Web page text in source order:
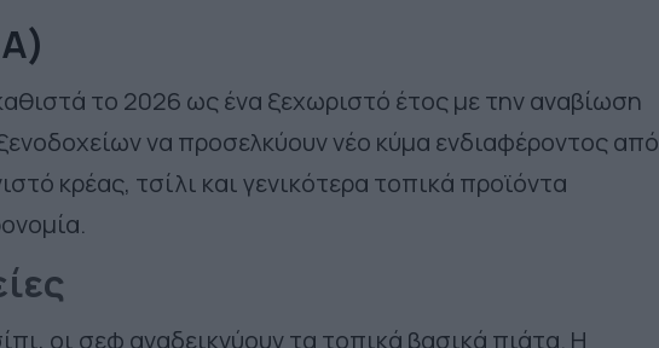
το 2026 ως ένα ξεχωριστό έτος με την αναβίωση
να προσελκύουν νέο κύμα ενδιαφέροντος από
κρέας, τσίλι και γενικότερα τοπικά προϊόντα
οι σεφ αναδεικνύουν τα τοπικά βασικά πιάτα. Η